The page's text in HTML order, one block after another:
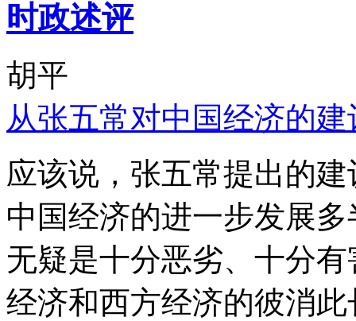
时政述评
胡平
从张五常对中国经济的
应该说，张五常提出的
中国经济的进一步发展
无疑是十分恶劣、十分
经济和西方经济的彼消